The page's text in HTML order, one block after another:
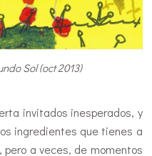
Sol (oct 2013)
invitados inesperados, y
ingredientes que tienes a
pero a veces, de momentos